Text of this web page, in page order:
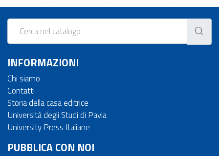
INFORMAZIONI
Chi siamo
Contatti
Storia della casa editrice
Università degli Studi di Pavia
University Press Italiane
PUBBLICA CON NOI